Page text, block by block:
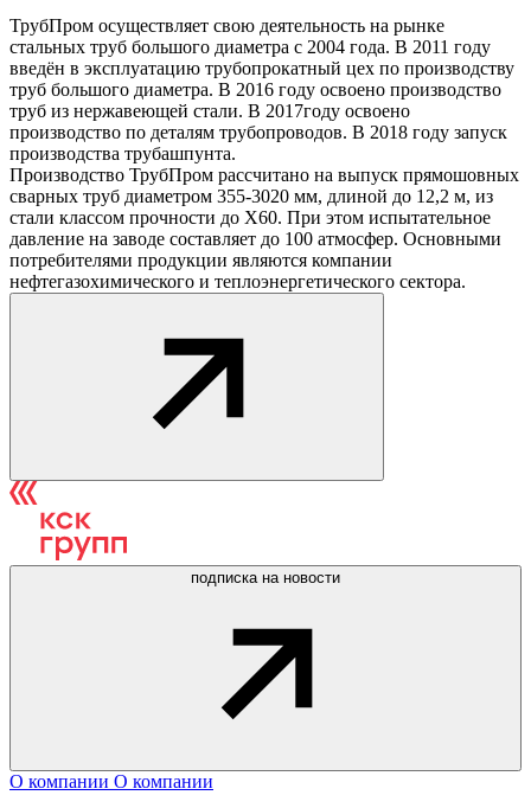
ТрубПром осуществляет свою деятельность на рынке
стальных труб большого диаметра с 2004 года. В 2011 году
введён в эксплуатацию трубопрокатный цех по производству
труб большого диаметра. В 2016 году освоено производство
труб из нержавеющей стали. В 2017году освоено
производство по деталям трубопроводов. В 2018 году запуск
производства трубашпунта.
Производство ТрубПром рассчитано на выпуск прямошовных
сварных труб диаметром 355-3020 мм, длиной до 12,2 м, из
стали классом прочности до Х60. При этом испытательное
давление на заводе составляет до 100 атмосфер. Основными
потребителями продукции являются компании
нефтегазохимического и теплоэнергетического сектора.
подписка на новости
О компании О компании